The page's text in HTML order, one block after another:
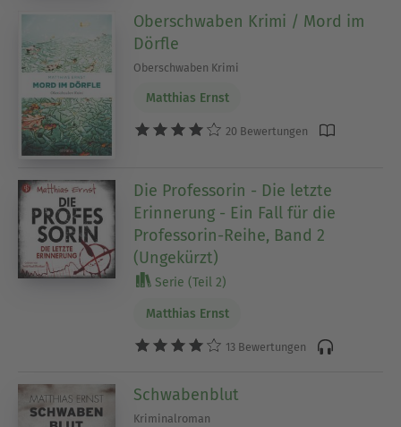
Oberschwaben Krimi / Mord im
Dörfle
Oberschwaben Krimi
Matthias Ernst
20 Bewertungen
Die Professorin - Die letzte
Erinnerung - Ein Fall für die
Professorin-Reihe, Band 2
(Ungekürzt)
Serie (Teil 2)
Matthias Ernst
13 Bewertungen
Schwabenblut
Kriminalroman